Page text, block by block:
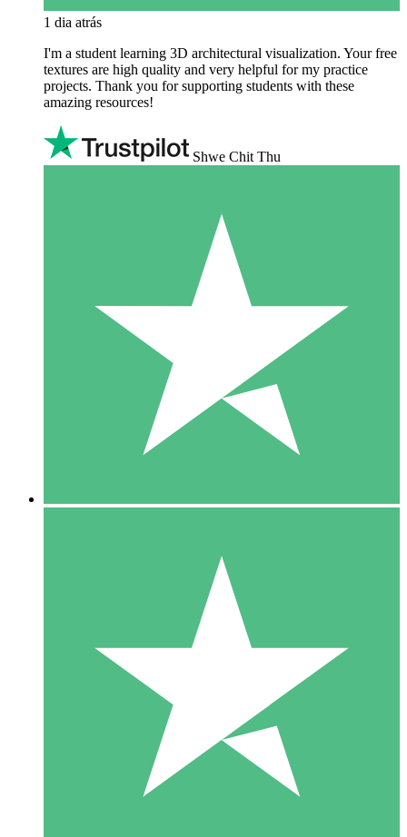
1 dia atrás
I'm a student learning 3D architectural visualization. Your free
textures are high quality and very helpful for my practice
projects. Thank you for supporting students with these
amazing resources!
Shwe Chit Thu